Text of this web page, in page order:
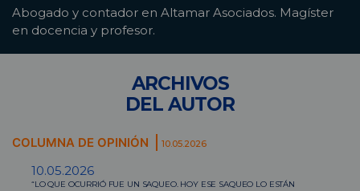
Abogado y contador en Altamar Asociados. Magíster
en docencia y profesor.
ARCHIVOS
DEL AUTOR
COLUMNA DE OPINIÓN 10.05.2026
10.05.2026
“LO QUE OCURRIÓ FUE UN SAQUEO. HOY ESE SAQUEO LO ESTÁN